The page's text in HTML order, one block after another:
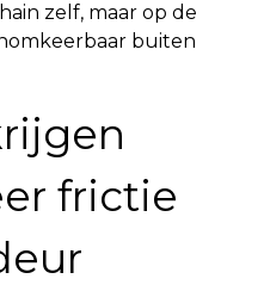
zelf, maar op de
buiten
frictie